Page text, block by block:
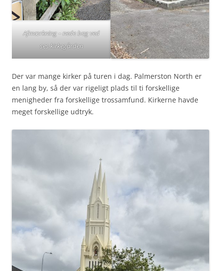
Afmærkning – nede bag ved
ses kirkegården
Der var mange kirker på turen i dag. Palmerston North er
en lang by, så der var rigeligt plads til ti forskellige
menigheder fra forskellige trossamfund. Kirkerne havde
meget forskellige udtryk.